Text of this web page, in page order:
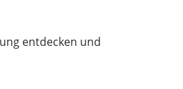
entdecken und